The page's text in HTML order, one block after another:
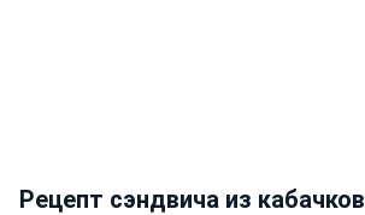
Рецепт сэндвича из кабачков